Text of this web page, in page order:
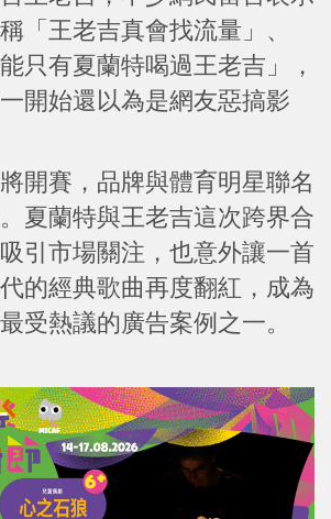
「王老吉真會找流量」、
只有夏蘭特喝過王老吉」，
開始還以為是網友惡搞影
開賽，品牌與體育明星聯名
夏蘭特與王老吉這次跨界合
引市場關注，也意外讓一首
的經典歌曲再度翻紅，成為
受熱議的廣告案例之一。